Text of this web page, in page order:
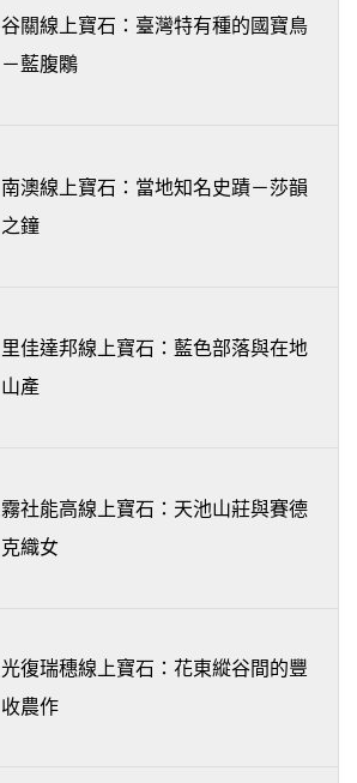
谷關線上寶石：臺灣特有種的國寶鳥
－藍腹鷴
南澳線上寶石：當地知名史蹟－莎韻
之鐘
里佳達邦線上寶石：藍色部落與在地
山產
霧社能高線上寶石：天池山莊與賽德
克織女
光復瑞穗線上寶石：花東縱谷間的豐
收農作